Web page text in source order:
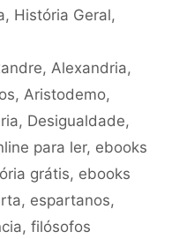
, História Geral,
, Alexandria,
, Aristodemo,
, Desigualdade,
para ler, ebooks
grátis, ebooks
, espartanos,
, filósofos